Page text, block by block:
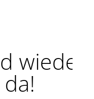
wieder